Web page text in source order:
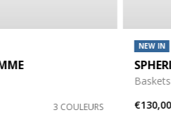
3 COULEURS
NEW IN
€130,00